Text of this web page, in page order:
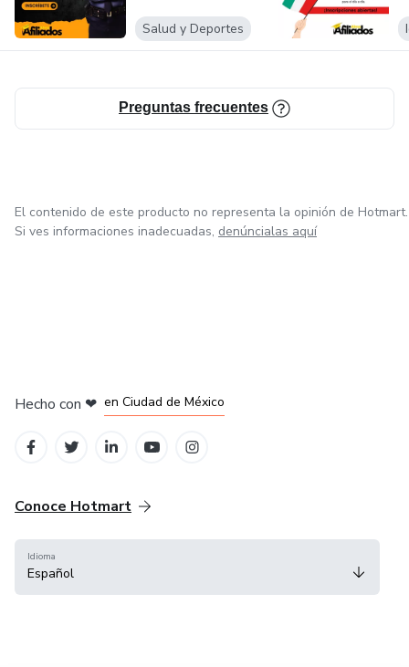
Salud y Deportes
Preguntas frecuentes
El contenido de este producto no representa la opinión de Hotmart.
Si ves informaciones inadecuadas, denúncialas aquí
Hecho con ❤ en Ciudad de México
Conoce Hotmart
Idioma
Español